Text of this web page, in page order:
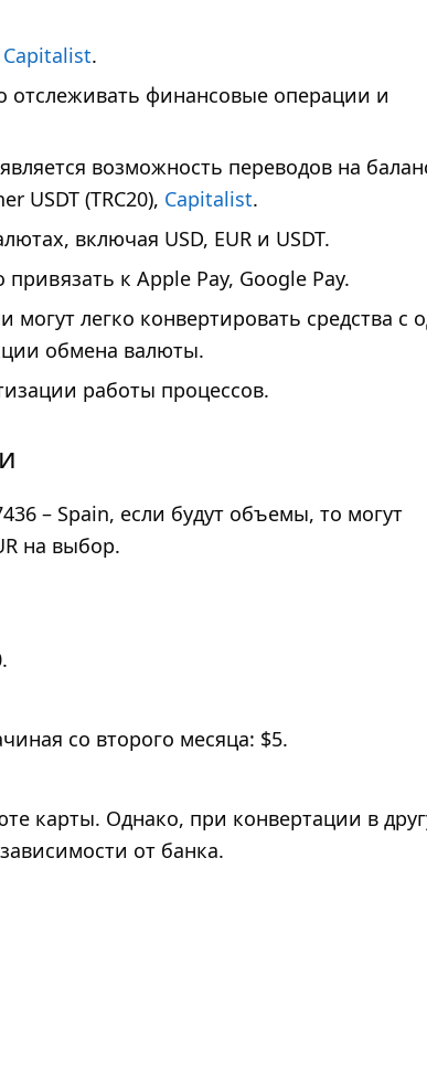
Capitalist.
отслеживать финансовые операции и
возможность переводов на
USDT (TRC20), Capitalist.
включая USD, EUR и USDT.
к Apple Pay, Google Pay.
легко конвертировать средства с
обмена валюты.
работы процессов.
– Spain, если будут объемы, то могут
на выбор.
со второго месяца: $5.
карты. Однако, при конвертации в
от банка.